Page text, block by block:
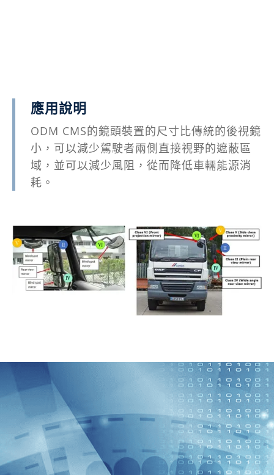
應用說明
ODM CMS的鏡頭裝置的尺寸比傳統的後視鏡
小，可以減少駕駛者兩側直接視野的遮蔽區
域，並可以減少風阻，從而降低車輛能源消
耗。